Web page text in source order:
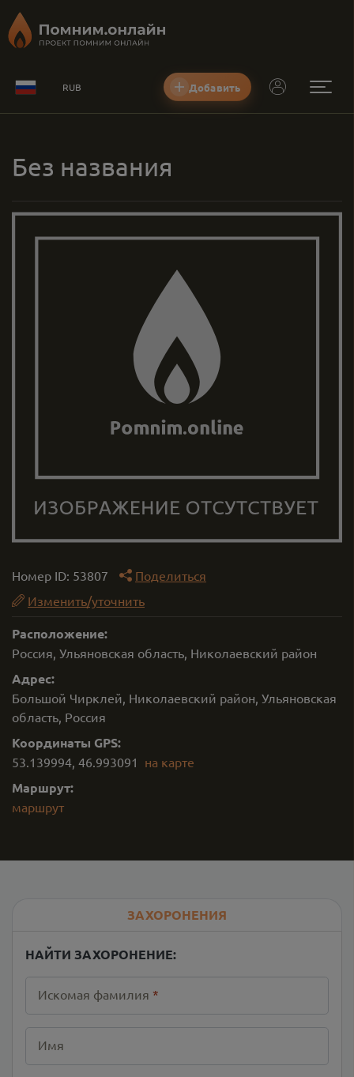
RUB Добавить
Без названия
Номер ID: 53807
Поделиться
Изменить/уточнить
Расположение:
Россия, Ульяновская область, Николаевский район
Адрес:
Большой Чирклей, Николаевский район, Ульяновская
область, Россия
Координаты GPS:
53.139994, 46.993091 на карте
Маршрут:
маршрут
ЗАХОРОНЕНИЯ
НАЙТИ ЗАХОРОНЕНИЕ:
Искомая фамилия *
Имя